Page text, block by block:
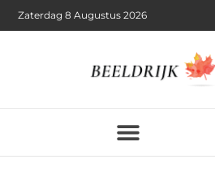
Zaterdag 8 Augustus 2026